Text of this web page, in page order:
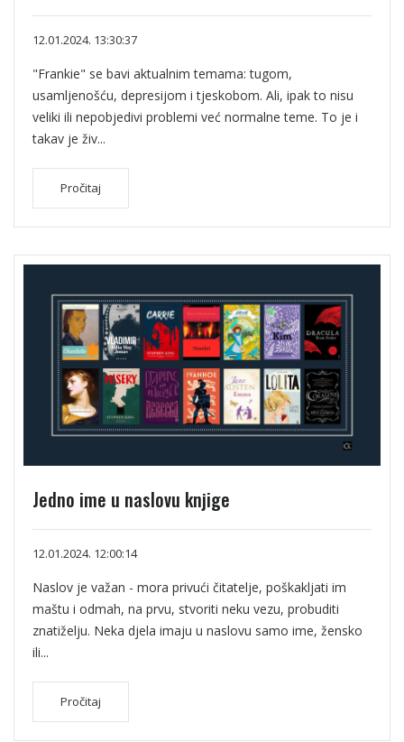
12.01.2024. 13:30:37
"Frankie" se bavi aktualnim temama: tugom,
usamljenošću, depresijom i tjeskobom. Ali, ipak to nisu
veliki ili nepobjedivi problemi već normalne teme. To je i
takav je živ...
Pročitaj
Jedno ime u naslovu knjige
12.01.2024. 12:00:14
Naslov je važan - mora privući čitatelje, poškakljati im
maštu i odmah, na prvu, stvoriti neku vezu, probuditi
znatiželju. Neka djela imaju u naslovu samo ime, žensko
ili...
Pročitaj